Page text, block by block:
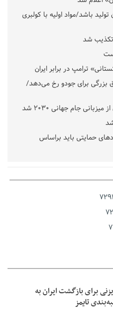
باشد/مواد اولیه با کولبری
تکذیب شد
ترامپ در برابر ایران
بزرگی برای جودو رخ می‌دهد/
جام جهانی ۲۰۳۰ شد
حمایتی باید براساس
مراجع رسمی فاقد سندیت است
و عمان درباره تنگه هرمز،
کشاورزان گیلان نسبت به
برای بازگشت ایران به
تایمز